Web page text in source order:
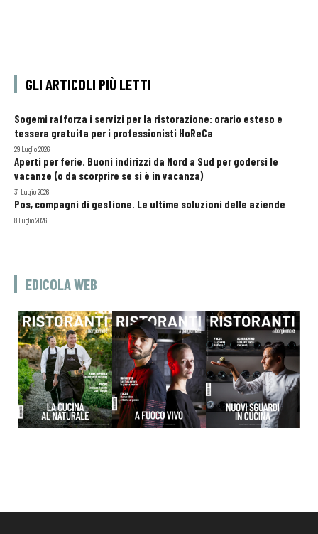
GLI ARTICOLI PIÙ LETTI
Sogemi rafforza i servizi per la ristorazione: orario esteso e
tessera gratuita per i professionisti HoReCa
29 Luglio 2026
Aperti per ferie. Buoni indirizzi da Nord a Sud per godersi le
vacanze (o da scorprire se si è in vacanza)
31 Luglio 2026
Pos, compagni di gestione. Le ultime soluzioni delle aziende
8 Luglio 2026
EDICOLA WEB